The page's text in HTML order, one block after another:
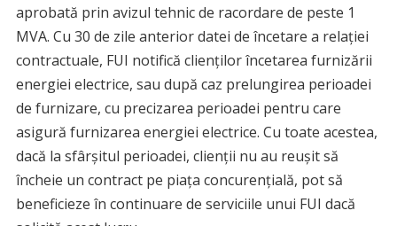
aprobată prin avizul tehnic de racordare de peste 1
MVA. Cu 30 de zile anterior datei de încetare a relației
contractuale, FUI notifică clienților încetarea furnizării
energiei electrice, sau după caz prelungirea perioadei
de furnizare, cu precizarea perioadei pentru care
asigură furnizarea energiei electrice. Cu toate acestea,
dacă la sfârşitul perioadei, clienţii nu au reuşit să
încheie un contract pe piaţa concurenţială, pot să
beneficieze în continuare de serviciile unui FUI dacă